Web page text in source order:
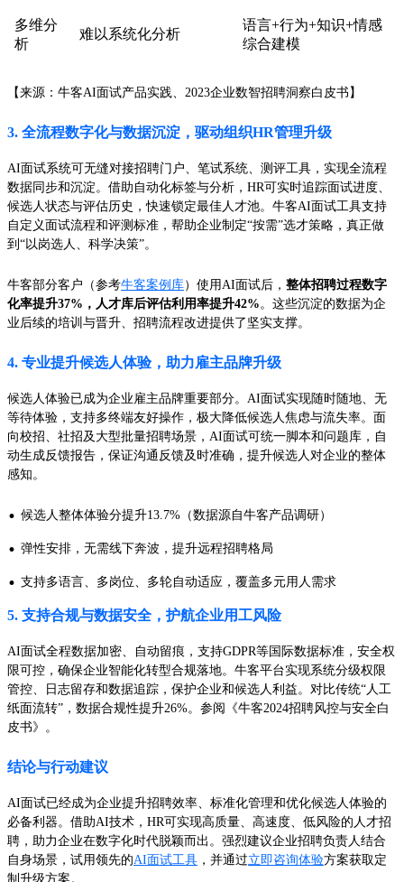
多维分
析
难以系统化分析
语言+行为+知识+情感
综合建模
【来源：牛客AI面试产品实践、2023企业数智招聘洞察白皮书】
3. 全流程数字化与数据沉淀，驱动组织HR管理升级
AI面试系统可无缝对接招聘门户、笔试系统、测评工具，实现全流程
数据同步和沉淀。借助自动化标签与分析，HR可实时追踪面试进度、
候选人状态与评估历史，快速锁定最佳人才池。牛客AI面试工具支持
自定义面试流程和评测标准，帮助企业制定“按需”选才策略，真正做
到“以岗选人、科学决策”。
牛客部分客户（参考牛客案例库）使用AI面试后， 整体招聘过程数字
化率提升37%，人才库后评估利用率提升42%。这些沉淀的数据为企
业后续的培训与晋升、招聘流程改进提供了坚实支撑。
4. 专业提升候选人体验，助力雇主品牌升级
候选人体验已成为企业雇主品牌重要部分。AI面试实现随时随地、无
等待体验，支持多终端友好操作，极大降低候选人焦虑与流失率。面
向校招、社招及大型批量招聘场景，AI面试可统一脚本和问题库，自
动生成反馈报告，保证沟通反馈及时准确，提升候选人对企业的整体
感知。
· 候选人整体体验分提升13.7%（数据源自牛客产品调研）
· 弹性安排，无需线下奔波，提升远程招聘格局
· 支持多语言、多岗位、多轮自动适应，覆盖多元用人需求
5. 支持合规与数据安全，护航企业用工风险
AI面试全程数据加密、自动留痕，支持GDPR等国际数据标准，安全权
限可控，确保企业智能化转型合规落地。牛客平台实现系统分级权限
管控、日志留存和数据追踪，保护企业和候选人利益。对比传统“人工
纸面流转”，数据合规性提升26%。参阅《牛客2024招聘风控与安全白
皮书》。
结论与行动建议
AI面试已经成为企业提升招聘效率、标准化管理和优化候选人体验的
必备利器。借助AI技术，HR可实现高质量、高速度、低风险的人才招
聘，助力企业在数字化时代脱颖而出。强烈建议企业招聘负责人结合
自身场景，试用领先的AI面试工具 ，并通过立即咨询体验方案获取定
制升级方案。